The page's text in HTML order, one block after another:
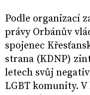
Podle organizací
právy Orbánův
spojenec
strana (KDNP)
letech svůj
LGBT komunity.